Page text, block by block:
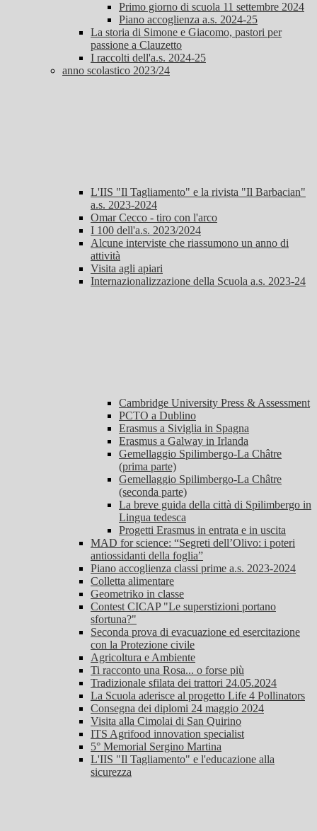
Primo giorno di scuola 11 settembre 2024
Piano accoglienza a.s. 2024-25
La storia di Simone e Giacomo, pastori per
passione a Clauzetto
I raccolti dell'a.s. 2024-25
anno scolastico 2023/24
L'IIS "Il Tagliamento" e la rivista "Il Barbacian"
a.s. 2023-2024
Omar Cecco - tiro con l'arco
I 100 dell'a.s. 2023/2024
Alcune interviste che riassumono un anno di
attività
Visita agli apiari
Internazionalizzazione della Scuola a.s. 2023-24
Cambridge University Press & Assessment
PCTO a Dublino
Erasmus a Siviglia in Spagna
Erasmus a Galway in Irlanda
Gemellaggio Spilimbergo-La Châtre
(prima parte)
Gemellaggio Spilimbergo-La Châtre
(seconda parte)
La breve guida della città di Spilimbergo in
Lingua tedesca
Progetti Erasmus in entrata e in uscita
MAD for science: “Segreti dell’Olivo: i poteri
antiossidanti della foglia”
Piano accoglienza classi prime a.s. 2023-2024
Colletta alimentare
Geometriko in classe
Contest CICAP "Le superstizioni portano
sfortuna?"
Seconda prova di evacuazione ed esercitazione
con la Protezione civile
Agricoltura e Ambiente
Ti racconto una Rosa... o forse più
Tradizionale sfilata dei trattori 24.05.2024
La Scuola aderisce al progetto Life 4 Pollinators
Consegna dei diplomi 24 maggio 2024
Visita alla Cimolai di San Quirino
ITS Agrifood innovation specialist
5° Memorial Sergino Martina
L'IIS "Il Tagliamento" e l'educazione alla
sicurezza